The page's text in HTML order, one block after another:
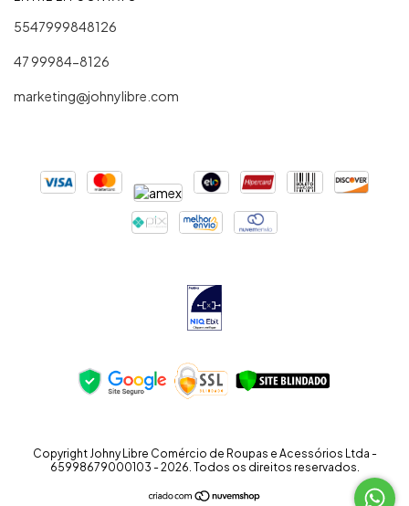
5547999848126
47 99984-8126
marketing@johnylibre.com
Copyright Johny Libre Comércio de Roupas e Acessórios Ltda -
65998679000103 - 2026. Todos os direitos reservados.